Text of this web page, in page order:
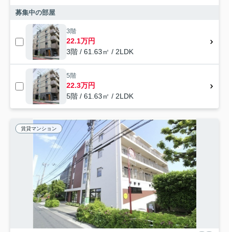
募集中の部屋
3階
22.1万円
3階 / 61.63㎡ / 2LDK
5階
22.3万円
5階 / 61.63㎡ / 2LDK
賃貸マンション